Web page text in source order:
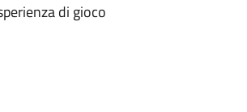
di gioco